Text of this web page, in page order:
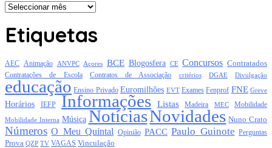
Arquivo
Etiquetas
AEC Animação ANVPC Açores BCE Blogosfera CE Concursos Contratados
Contratações de Escola Contratos de Associação critérios DGAE Divulgação
educação Ensino Privado Euromilhões EVT Exames Fenprof FNE Greve
Horários IEFP Informações Listas Madeira MEC Mobilidade
Mobilidade Interna Música NotíciasNovidades Nuno Crato
Números O Meu Quintal Opinião PACC Paulo Guinote Perguntas
Prova QZP TV VAGAS Vinculação